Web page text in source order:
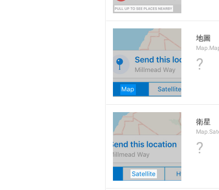
地圖
?
衛星
?